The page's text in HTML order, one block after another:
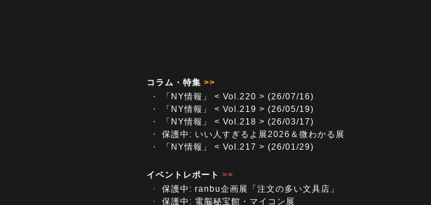
コラム・特集 >>
・
「NY情報」 < Vol.220 > (26/07/16)
・
「NY情報」 < Vol.219 > (26/05/19)
・
「NY情報」 < Vol.218 > (26/03/17)
・
保護中: いい人すぎるよ展2026＆微わかる展
・
「NY情報」 < Vol.217 > (26/01/29)
イベントレポート >>
・
保護中: ranbu企画展「注文の多い文具店」
・
保護中: 電脳秘宝館・マイコン展